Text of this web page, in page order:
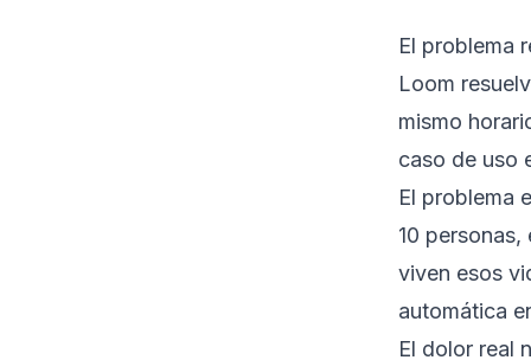
El problema
Loom
mismo
caso de uso
El problema
10
viven esos
automática
El dolor real